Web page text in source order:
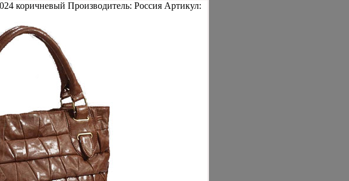
коричневый Производитель: Россия Артикул: